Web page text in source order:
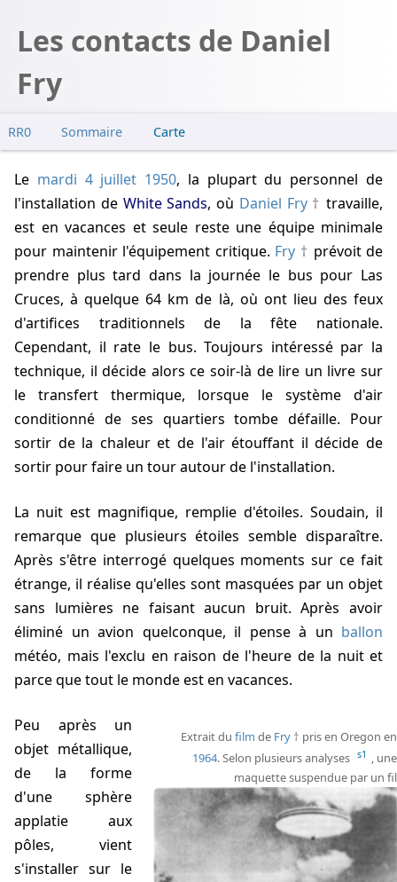
Les contacts de Daniel
Fry
RR0 Sommaire
Autre contacts
Carte
Le mardi 4 juillet 1950, la plupart du personnel de
l'installation de White Sands, où Daniel Fry
travaille,
est en vacances et seule reste une équipe minimale
pour maintenir l'équipement critique. Fry
prévoit de
prendre plus tard dans la journée le bus pour Las
Cruces, à quelque 64 km de là, où ont lieu des feux
d'artifices traditionnels de la fête nationale.
Cependant, il rate le bus. Toujours intéressé par la
technique, il décide alors ce soir-là de lire un livre sur
le transfert thermique, lorsque le système d'air
conditionné de ses quartiers tombe défaille. Pour
sortir de la chaleur et de l'air étouffant il décide de
sortir pour faire un tour autour de l'installation.
La nuit est magnifique, remplie d'étoiles. Soudain, il
remarque que plusieurs étoiles semble disparaître.
Après s'être interrogé quelques moments sur ce fait
étrange, il réalise qu'elles sont masquées par un objet
sans lumières ne faisant aucun bruit. Après avoir
éliminé un avion quelconque, il pense à un ballon
météo, mais l'exclu en raison de l'heure de la nuit et
parce que tout le monde est en vacances.
Extrait du film de Fry
pris en Oregon en
1964. Selon plusieurs analyses s1 , une
maquette suspendue par un fil
Peu après un
objet métallique,
de la forme
d'une sphère
applatie aux
pôles, vient
s'installer sur le